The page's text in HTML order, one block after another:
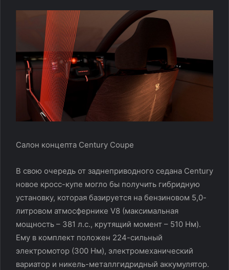
Салон концепта Century Coupe
В свою очередь от заднеприводного седана Century
новое кросс-купе могло бы получить гибридную
установку, которая базируется на бензиновом 5,0-
литровом атмосфернике V8 (максимальная
мощность – 381 л.с., крутящий момент – 510 Нм).
Ему в комплект положен 224-сильный
электромотор (300 Нм), электромеханический
вариатор и никель-металлгидридный аккумулятор.